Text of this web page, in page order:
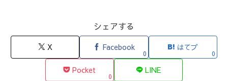
シェアする
X Facebook
0
はてブ
0
Pocket
0
LINE